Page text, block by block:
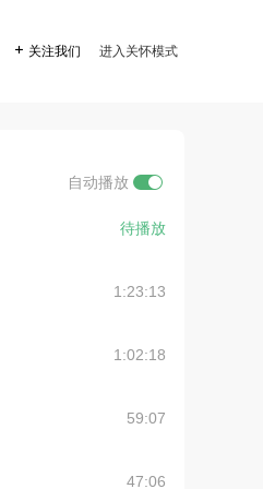
 关注我们 进入关怀模式
自动播放
待播放
1:23:13
1:02:18
59:07
47:06